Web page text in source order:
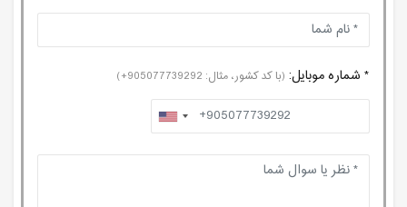
* شماره موبایل: (با کد کشور، مثال: 905077739292+)